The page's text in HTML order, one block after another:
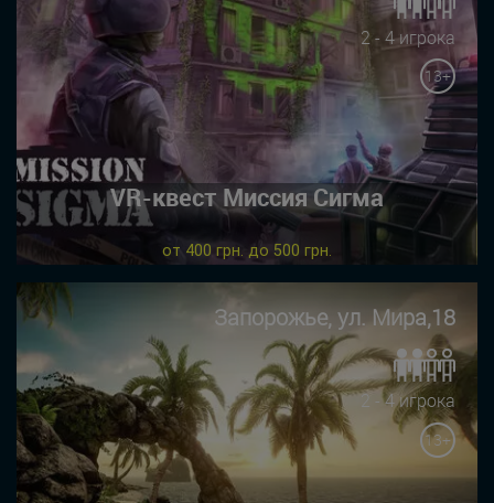
2 - 4 игрока
13+
VR-квест Миссия Сигма
от 400 грн. до 500 грн.
Запорожье, ул. Мира,18
2 - 4 игрока
13+